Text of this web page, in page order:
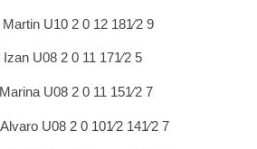
U10 2 0 12 181⁄2 9
U08 2 0 11 171⁄2 5
U08 2 0 11 151⁄2 7
U08 2 0 101⁄2 141⁄2 7